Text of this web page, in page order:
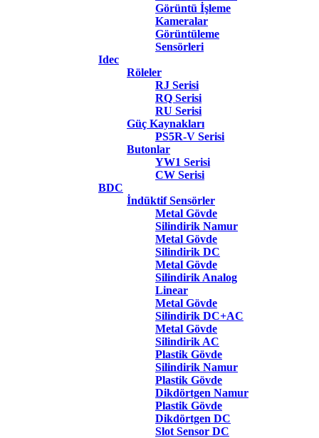
Görüntü İşleme
Kameralar
Görüntüleme
Sensörleri
Idec
Röleler
RJ Serisi
RQ Serisi
RU Serisi
Güç Kaynakları
PS5R-V Serisi
Butonlar
YW1 Serisi
CW Serisi
BDC
İndüktif Sensörler
Metal Gövde
Silindirik Namur
Metal Gövde
Silindirik DC
Metal Gövde
Silindirik Analog
Linear
Metal Gövde
Silindirik DC+AC
Metal Gövde
Silindirik AC
Plastik Gövde
Silindirik Namur
Plastik Gövde
Dikdörtgen Namur
Plastik Gövde
Dikdörtgen DC
Slot Sensor DC